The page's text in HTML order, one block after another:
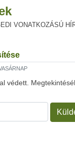
VONATKOZÁSÚ
védett.